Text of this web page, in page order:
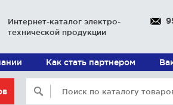
Интернет-каталог электро-
технической продукции
Как стать партнером